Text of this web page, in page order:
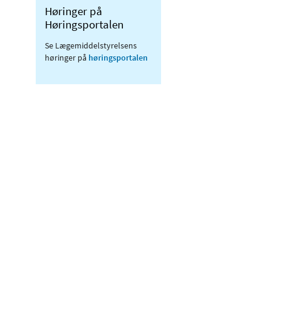
Høringer på
Høringsportalen
Se Lægemiddelstyrelsens
høringer på høringsportalen